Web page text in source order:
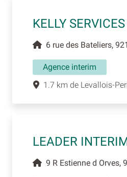
KELLY
6 rue des Bateliers,
Agence interim
1.7 km de Levallois-
LEADER
9 R Estienne d Orves,